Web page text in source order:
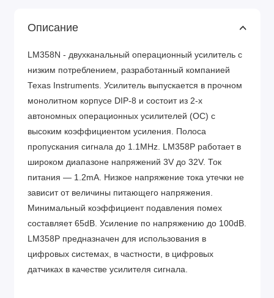
Описание
LM358N - двухканальный операционный усилитель с
низким потреблением, разработанный компанией
Texas Instruments. Усилитель выпускается в прочном
монолитном корпусе DIP-8 и состоит из 2-х
автономных операционных усилителей (ОС) с
высоким коэффициентом усиления. Полоса
пропускания сигнала до 1.1MHz. LM358P работает в
широком диапазоне напряжений 3V до 32V. Ток
питания — 1.2mA. Низкое напряжение тока утечки не
зависит от величины питающего напряжения.
Минимальный коэффициент подавления помех
составляет 65dB. Усиление по напряжению до 100dB.
LM358P предназначен для использования в
цифровых системах, в частности, в цифровых
датчиках в качестве усилителя сигнала.